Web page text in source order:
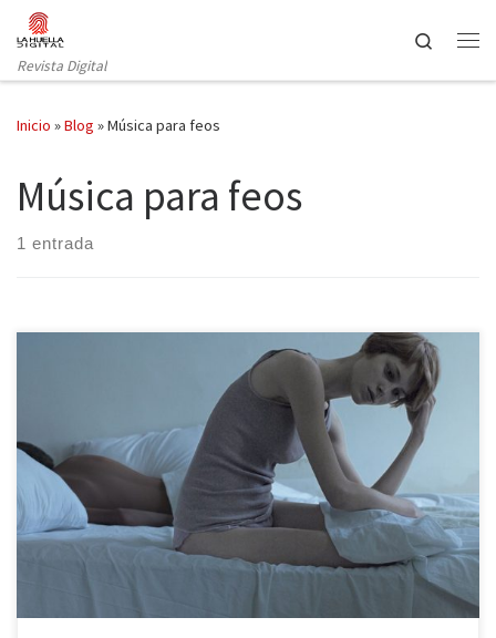
Saltar al contenido
Revista Digital
Search
Inicio »Blog »Música para feos
Música para feos
1 entrada
¿Casualidad o destino? Cuando la protagonista aceptó a
regañadientes salir a tomar unas copas con su amiga, lo que
menos pensaba era que a partir de entonces sus días iban a
cambiar de forma radical. El viernes por la noche era
aparentemente un día distinto, a un paso del fin […]